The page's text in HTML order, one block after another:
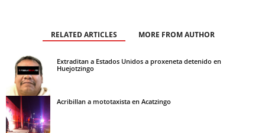
RELATED ARTICLES MORE FROM AUTHOR
Extraditan a Estados Unidos a proxeneta detenido en
Huejotzingo
Acribillan a mototaxista en Acatzingo